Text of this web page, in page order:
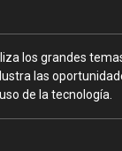
los grandes
las
de la tecnología.